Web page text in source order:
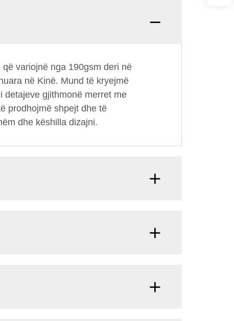
variojnë nga 190gsm deri në
në Kinë. Mund të kryejmë
detajeve gjithmonë merret me
prodhojmë shpejt dhe të
dhe këshilla dizajni.